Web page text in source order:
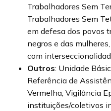
Trabalhadores Sem
Trabalhadores Sem
em defesa dos povos
negros e das
com
Outros: Unidade
Referência de
Vermelha, Vigilância
instituições/coletivos